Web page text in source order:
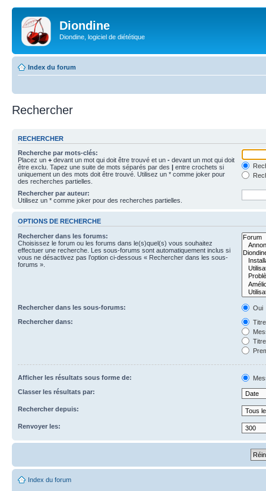
Diondine
Diondine, logiciel de diététique
Index du forum
Rechercher
RECHERCHER
Recherche par mots-clés:
Placez un + devant un mot qui doit être trouvé et un - devant un mot qui doit
être exclu. Tapez une suite de mots séparés par des | entre crochets si
uniquement un des mots doit être trouvé. Utilisez un * comme joker pour
des recherches partielles.
Rechercher par auteur:
Utilisez un * comme joker pour des recherches partielles.
OPTIONS DE RECHERCHE
Rechercher dans les forums:
Choisissez le forum ou les forums dans le(s)quel(s) vous souhaitez
effectuer une recherche. Les sous-forums sont automatiquement inclus si
vous ne désactivez pas l’option ci-dessous « Rechercher dans les sous-
forums ».
Rechercher dans les sous-forums:
Oui
Rechercher dans:
Afficher les résultats sous forme de:
Classer les résultats par:
Rechercher depuis:
Renvoyer les:
Index du forum